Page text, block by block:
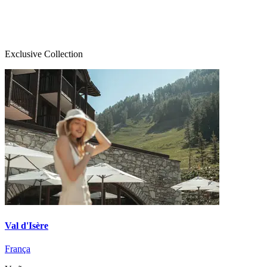
Exclusive Collection
Val d'Isère
França